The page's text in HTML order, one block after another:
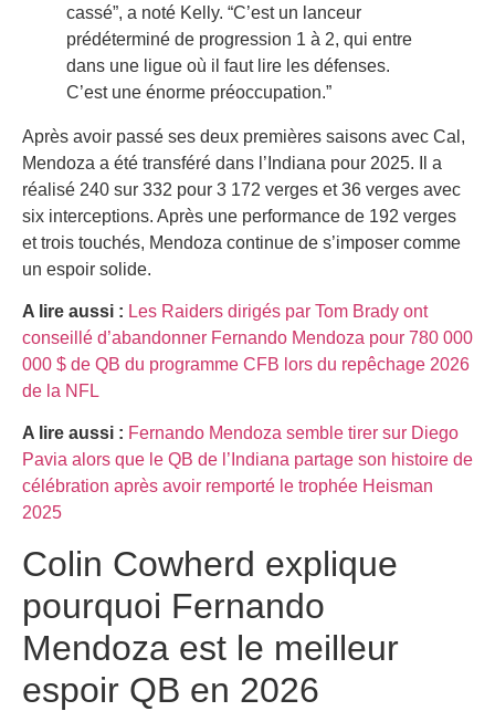
cassé”, a noté Kelly. “C’est un lanceur
prédéterminé de progression 1 à 2, qui entre
dans une ligue où il faut lire les défenses.
C’est une énorme préoccupation.”
Après avoir passé ses deux premières saisons avec Cal,
Mendoza a été transféré dans l’Indiana pour 2025. Il a
réalisé 240 sur 332 pour 3 172 verges et 36 verges avec
six interceptions. Après une performance de 192 verges
et trois touchés, Mendoza continue de s’imposer comme
un espoir solide.
A lire aussi : Les Raiders dirigés par Tom Brady ont
conseillé d’abandonner Fernando Mendoza pour 780 000
000 $ de QB du programme CFB lors du repêchage 2026
de la NFL
A lire aussi : Fernando Mendoza semble tirer sur Diego
Pavia alors que le QB de l’Indiana partage son histoire de
célébration après avoir remporté le trophée Heisman
2025
Colin Cowherd explique
pourquoi Fernando
Mendoza est le meilleur
espoir QB en 2026